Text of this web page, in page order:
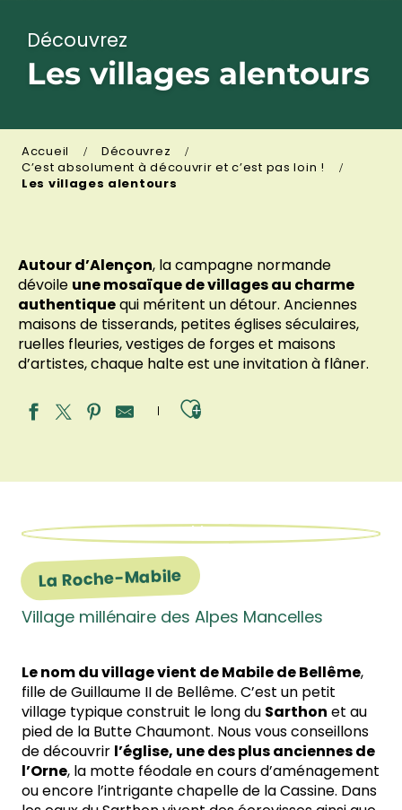
Découvrez
Les villages alentours
Accueil
Découvrez
C’est absolument à découvrir et c’est pas loin !
Les villages alentours
Autour d’Alençon, la campagne normande
dévoile une mosaïque de villages au charme
authentiquequi méritent un détour. Anciennes
maisons de tisserands, petites églises séculaires,
ruelles fleuries, vestiges de forges et maisons
d’artistes, chaque halte est une invitation à flâner.
Ajouter aux
La Roche-Mabile
Village millénaire des Alpes Mancelles
Le nom du village vient de Mabile de Bellême,
fille de Guillaume II de Bellême. C’est un petit
village typique construit le long du Sarthon et au
pied de la Butte Chaumont. Nous vous conseillons
de découvrir l’église, une des plus anciennes de
l’Orne, la motte féodale en cours d’aménagement
ou encore l’intrigante chapelle de la Cassine. Dans